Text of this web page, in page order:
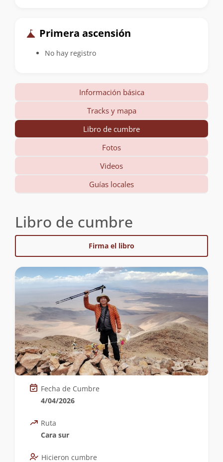
Primera ascensión
No hay registro
Información básica
Tracks y mapa
Libro de cumbre
Fotos
Videos
Guías locales
Libro de cumbre
Firma el libro
Fecha de Cumbre
4/04/2026
Ruta
Cara sur
Hicieron cumbre